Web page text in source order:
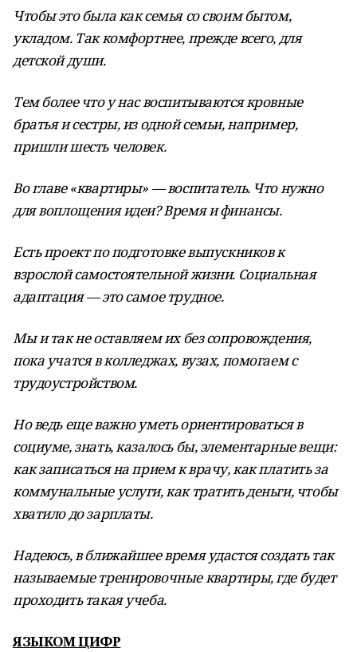
Чтобы это была как семья со своим бытом,
укладом. Так комфортнее, прежде всего, для
детской души.
Тем более что у нас воспитываются кровные
братья и сестры, из одной семьи, например,
пришли шесть человек.
Во главе «квартиры» — воспитатель. Что нужно
для воплощения идеи? Время и финансы.
Есть проект по подготовке выпускников к
взрослой самостоятельной жизни. Социальная
адаптация — это самое трудное.
Мы и так не оставляем их без сопровождения,
пока учатся в колледжах, вузах, помогаем с
трудоустройством.
Но ведь еще важно уметь ориентироваться в
социуме, знать, казалось бы, элементарные вещи:
как записаться на прием к врачу, как платить за
коммунальные услуги, как тратить деньги, чтобы
хватило до зарплаты.
Надеюсь, в ближайшее время удастся создать так
называемые тренировочные квартиры, где будет
проходить такая учеба.
ЯЗЫКОМ ЦИФР